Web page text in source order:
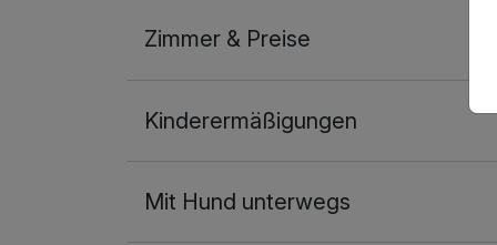
Zimmer & Preise
2 Erwachsene und 1 Kind
Kinderermäßigungen
Mit Hund unterwegs